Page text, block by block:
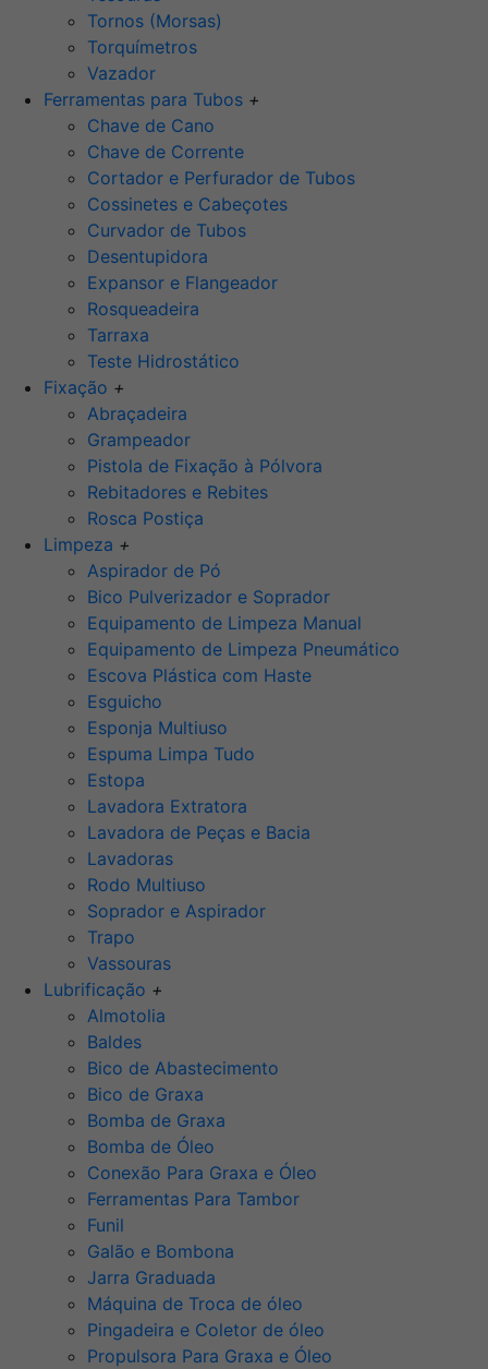
Tornos (Morsas)
Torquímetros
Vazador
Ferramentas para Tubos +
Chave de Cano
Chave de Corrente
Cortador e Perfurador de Tubos
Cossinetes e Cabeçotes
Curvador de Tubos
Desentupidora
Expansor e Flangeador
Rosqueadeira
Tarraxa
Teste Hidrostático
Fixação +
Abraçadeira
Grampeador
Pistola de Fixação à Pólvora
Rebitadores e Rebites
Rosca Postiça
Limpeza +
Aspirador de Pó
Bico Pulverizador e Soprador
Equipamento de Limpeza Manual
Equipamento de Limpeza Pneumático
Escova Plástica com Haste
Esguicho
Esponja Multiuso
Espuma Limpa Tudo
Estopa
Lavadora Extratora
Lavadora de Peças e Bacia
Lavadoras
Rodo Multiuso
Soprador e Aspirador
Trapo
Vassouras
Lubrificação +
Almotolia
Baldes
Bico de Abastecimento
Bico de Graxa
Bomba de Graxa
Bomba de Óleo
Conexão Para Graxa e Óleo
Ferramentas Para Tambor
Funil
Galão e Bombona
Jarra Graduada
Máquina de Troca de óleo
Pingadeira e Coletor de óleo
Propulsora Para Graxa e Óleo